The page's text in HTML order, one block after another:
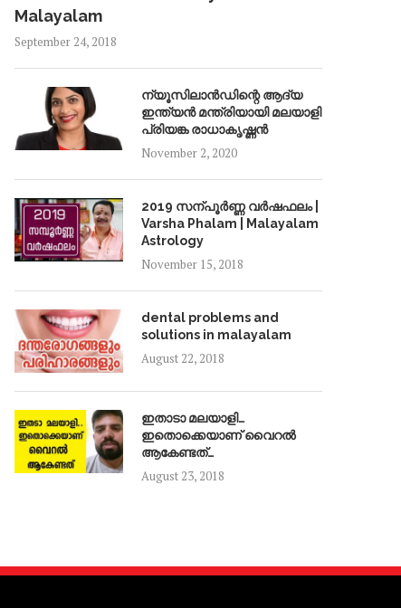
Malayalam
September 24, 2018
ന്യൂസിലാൻഡിന്റെ ആദ്യ
ഇന്ത്യൻ മന്ത്രിയായി മലയാളി
പ്രിയങ്ക രാധാകൃഷ്ണൻ
November 2, 2020
2019 സന്പൂർണ്ണ വർഷഫലം |
Varsha Phalam | Malayalam
Astrology
November 15, 2018
dental problems and
solutions in malayalam
August 22, 2018
ഇതാടാ മലയാളി…
ഇതൊക്കെയാണ് വൈറൽ
ആകേണ്ടത്…
August 23, 2018